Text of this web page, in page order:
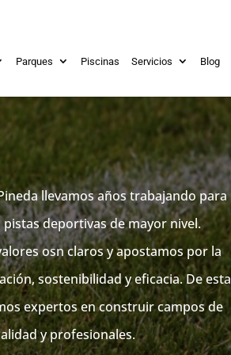
Parques Piscinas Servicios Blog
llevamos años trabajando para
deportivas de mayor nivel.
osn claros y apostamos por la
sostenibilidad y eficacia. De esta
expertos en construir campos de
y profesionales.